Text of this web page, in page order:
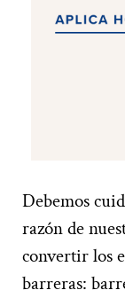
Debemos
razón de
convertir los
barreras: